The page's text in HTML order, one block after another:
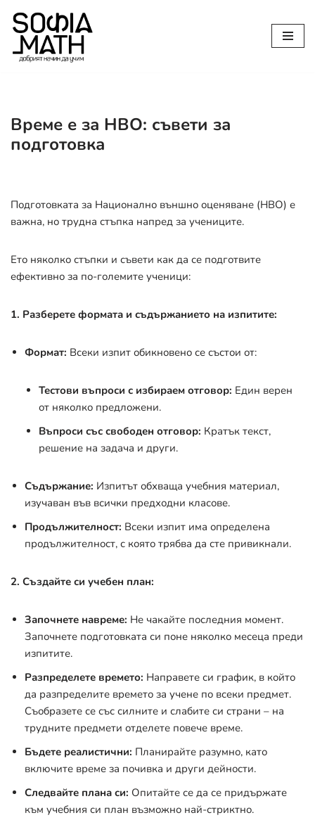
Продължете
към
Време е за НВО: съвети за
подготовка
Подготовката за Национално външно оценяване (НВО) е
важна, но трудна стъпка напред за учениците.
Ето няколко стъпки и съвети как да се подготвите
ефективно за по-големите ученици:
1. Разберете формата и съдържанието на изпитите:
Формат: Всеки изпит обикновено се състои от:
Тестови въпроси с избираем отговор: Един верен
от няколко предложени.
Въпроси със свободен отговор: Кратък текст,
решение на задача и други.
Съдържание: Изпитът обхваща учебния материал,
изучаван във всички предходни класове.
Продължителност: Всеки изпит има определена
продължителност, с която трябва да сте привикнали.
2. Създайте си учебен план:
Започнете навреме: Не чакайте последния момент.
Започнете подготовката си поне няколко месеца преди
изпитите.
Разпределете времето: Направете си график, в който
да разпределите времето за учене по всеки предмет.
Съобразете се със силните и слабите си страни – на
трудните предмети отделете повече време.
Бъдете реалистични: Планирайте разумно, като
включите време за почивка и други дейности.
Следвайте плана си: Опитайте се да се придържате
към учебния си план възможно най-стриктно.